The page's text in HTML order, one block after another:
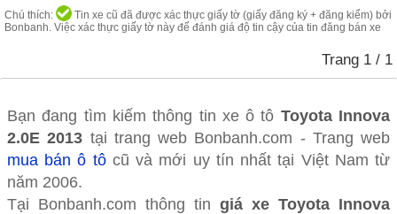
Chú thích:
Tin xe cũ đã được xác thực giấy tờ (giấy đăng ký + đăng kiểm) bởi
Bonbanh. Việc xác thực giấy tờ này để đánh giá độ tin cậy của tin đăng bán xe
Trang 1 / 1
Bạn đang tìm kiếm thông tin xe ô tô Toyota Innova
2.0E 2013 tại trang web Bonbanh.com - Trang web
mua bán ô tôcũ và mới uy tín nhất tại Việt Nam từ
năm 2006.
Tại Bonbanh.com thông tin giá xe Toyota Innova